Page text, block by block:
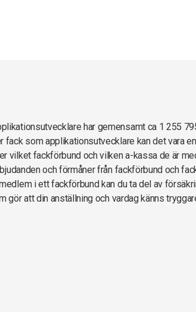
har gemensamt ca 1 255
fack som applikationsutvecklare kan det vara
vilket fackförbund och vilken a-kassa de är
och förmåner från fackförbund och
i ett fackförbund kan du ta del av
gör att din anställning och vardag känns